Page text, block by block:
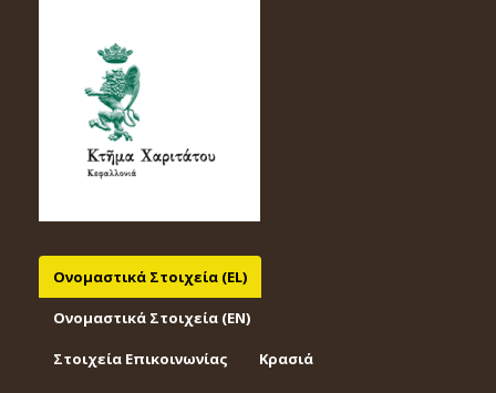
Ονομαστικά Στοιχεία (EL)
Ονομαστικά Στοιχεία (EΝ)
Στοιχεία Επικοινωνίας Κρασιά